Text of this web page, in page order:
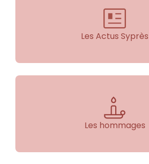
Les Actus Syprès
Les hommages